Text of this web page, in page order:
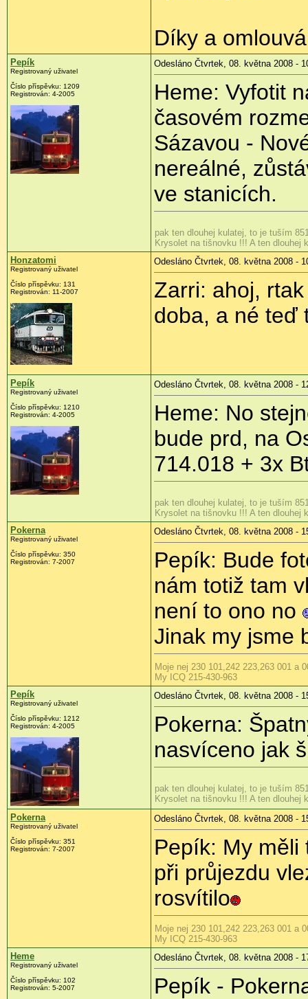
Díky a
Pepík
Registrovaný uživatel
Číslo příspěvku: 1209
Registrován: 4-2005
Odesláno Čtvrtek, 08. května 2008 -
Heme: Vyfotit
časovém
Sázavou -
nereálné,
ve stanicích.
pak ten dlouhej kulatej, to je tuším
Krysolet na tišnovku !!! A ten dlouhej
Honzatomi
Registrovaný uživatel
Číslo příspěvku: 131
Registrován: 11-2007
Odesláno Čtvrtek, 08. května 2008 -
Zarri: ahoj,
doba, a né teď
Pepík
Registrovaný uživatel
Číslo příspěvku: 1210
Registrován: 4-2005
Odesláno Čtvrtek, 08. května 2008 -
Heme: No
bude prd, na
714.018 + 3x
pak ten dlouhej kulatej, to je tuším
Krysolet na tišnovku !!! A ten dlouhej
Pokerna
Registrovaný uživatel
Číslo příspěvku: 350
Registrován: 7-2007
Odesláno Čtvrtek, 08. května 2008 -
Pepík: Bude
nám totiž tam
není to ono no
Jinak my jsme
Moje nej 230 101,242 223,263 001 a
My ICQ 215-430-963
Pepík
Registrovaný uživatel
Číslo příspěvku: 1212
Registrován: 4-2005
Odesláno Čtvrtek, 08. května 2008 -
Pokerna:
nasvíceno jak
pak ten dlouhej kulatej, to je tuším
Krysolet na tišnovku !!! A ten dlouhej
Pokerna
Registrovaný uživatel
Číslo příspěvku: 351
Registrován: 7-2007
Odesláno Čtvrtek, 08. května 2008 -
Pepík: My měli
při průjezdu
rosvítilo
Moje nej 230 101,242 223,263 001 a
My ICQ 215-430-963
Heme
Registrovaný uživatel
Číslo příspěvku: 102
Registrován: 5-2007
Odesláno Čtvrtek, 08. května 2008 -
Pepík -